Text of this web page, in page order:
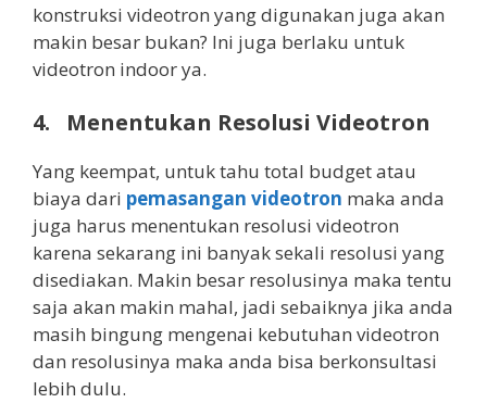
konstruksi videotron yang digunakan juga akan
makin besar bukan? Ini juga berlaku untuk
videotron indoor ya.
4. Menentukan Resolusi Videotron
Yang keempat, untuk tahu total budget atau
biaya dari pemasangan videotron maka anda
juga harus menentukan resolusi videotron
karena sekarang ini banyak sekali resolusi yang
disediakan. Makin besar resolusinya maka tentu
saja akan makin mahal, jadi sebaiknya jika anda
masih bingung mengenai kebutuhan videotron
dan resolusinya maka anda bisa berkonsultasi
lebih dulu.